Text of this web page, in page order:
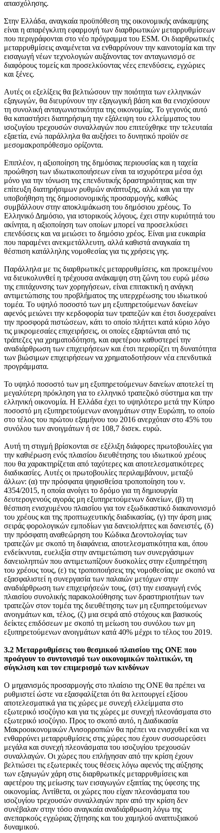
απασχόλησης.
Στην Ελλάδα, αναγκαία προϋπόθεση της οικονομικής ανάκαμψης
είναι η απαρέγκλιτη εφαρμογή των διαρθρωτικών μεταρρυθμίσεων
που περιγράφονται στο νέο πρόγραμμα του ESM. Οι διαρθρωτικές
μεταρρυθμίσεις αναμένεται να ενθαρρύνουν την καινοτομία και την
εισαγωγή νέων τεχνολογιών αυξάνοντας τον ανταγωνισμό σε
διαφόρους τομείς και προσελκύοντας νέες επενδύσεις, εγχώριες
και ξένες.
Αυτές οι εξελίξεις θα βελτιώσουν την ποιότητα των ελληνικών
εξαγωγών, θα διευρύνουν την εξαγωγική βάση και θα ενισχύσουν
τη συνολική ανταγωνιστικότητα της οικονομίας. Το γεγονός αυτό
θα καταστήσει διατηρήσιμη την εξάλειψη του ελλείμματος του
ισοζυγίου τρεχουσών συναλλαγών που επιτεύχθηκε την τελευταία
εξαετία, ενώ παράλληλα θα αυξήσει το δυνητικό προϊόν σε
μεσομακροπρόθεσμο ορίζοντα.
Επιπλέον, η αξιοποίηση της δημόσιας περιουσίας και η ταχεία
προώθηση των ιδιωτικοποιήσεων είναι τα ισχυρότερα μέσα όχι
μόνο για την τόνωση της επενδυτικής δραστηριότητας και την
επίτευξη διατηρήσιμων ρυθμών ανάπτυξης, αλλά και για την
υποβοήθηση της δημοσιονομικής προσαρμογής, καθώς
συμβάλλουν στην αποκλιμάκωση του δημόσιου χρέους. Το
Ελληνικό Δημόσιο, για ιστορικούς λόγους, έχει στην κυριότητά του
ακίνητα, η αξιοποίηση των οποίων μπορεί να προσελκύσει
επενδύσεις και να μειώσει το δημόσιο χρέος. Είναι μια ευκαιρία
που παραμένει ανεκμετάλλευτη, αλλά καθιστά αναγκαία τη
θέσπιση κατάλληλης νομοθεσίας για τις χρήσεις γης.
Παράλληλα με τις διαρθρωτικές μεταρρυθμίσεις, και προκειμένου
να διευκολυνθεί η τρέχουσα ανάκαμψη στη ζώνη του ευρώ μέσω
της επιτάχυνσης των χορηγήσεων, είναι επιτακτική η ανάγκη
αντιμετώπισης του προβλήματος της υπερχρέωσης του ιδιωτικού
τομέα. Το υψηλό ποσοστό των μη εξυπηρετούμενων δανείων
αφενός μειώνει την κερδοφορία των τραπεζών και έτσι δυσχεραίνει
την προσφορά πιστώσεων, κάτι το οποίο πλήττει κατά κύριο λόγο
τις μικρομεσαίες επιχειρήσεις, οι οποίες εξαρτώνται από τις
τράπεζες για χρηματοδότηση, και αφετέρου καθυστερεί την
αναδιάρθρωση των επιχειρήσεων και έτσι περιορίζει τη δυνατότητα
των βιώσιμων επιχειρήσεων να χρηματοδοτήσουν νέα επενδυτικά
προγράμματα.
Το υψηλό ποσοστό των μη εξυπηρετούμενων δανείων αποτελεί τη
μεγαλύτερη πρόκληση για το ελληνικό τραπεζικό σύστημα και την
ελληνική οικονομία. Η Ελλάδα έχει το υψηλότερο μετά την Κύπρο
ποσοστό μη εξυπηρετούμενων ανοιγμάτων στην Ευρώπη, το οποίο
στο τέλος του πρώτου εξαμήνου του 2016 ανερχόταν στο 45% του
συνόλου των ανοιγμάτων ή σε 108,7 δισεκ. ευρώ.
Αυτή τη στιγμή βρίσκονται σε εξέλιξη διάφορες πρωτοβουλίες για
την καθιέρωση ενός πλαισίου διευθέτησης του ιδιωτικού χρέους
που θα χαρακτηρίζεται από ταχύτερες και αποτελεσματικότερες
διαδικασίες. Αυτές οι πρωτοβουλίες περιλαμβάνουν, μεταξύ
άλλων: (α) την πρόσφατα ψηφισθείσα τροποποίηση του ν.
4354/2015, η οποία ανοίγει το δρόμο για τη δημιουργία
δευτερογενούς αγοράς μη εξυπηρετούμενων δανείων, (β) τη
θέσπιση ενισχυμένου πλαισίου για τον εξωδικαστικό διακανονισμό
του χρέους και της προπτωχευτικής διαδικασίας, (γ) την άρση μιας
σειράς φορολογικών εμποδίων για δανειολήπτες και δανειστές, (δ)
την πρόσφατη αναθεώρηση του Κώδικα Δεοντολογίας των
τραπεζών με σκοπό τη διαφάνεια, αποτελεσματικότητα και, όπου
ενδείκνυται, ευελιξία στην αντιμετώπιση των συνεργάσιμων
δανειοληπτών που αντιμετωπίζουν δυσκολίες στην εξυπηρέτηση
του χρέους τους, (ε) τις τροποποιήσεις της νομοθεσίας με σκοπό να
εξασφαλιστεί η συνεργασία των παλαιών μετόχων στην
αναδιάρθρωση των επιχειρήσεών τους, (στ) την εισαγωγή ενός
πλαισίου συνολικής παρακολούθησης των δραστηριοτήτων των
τραπεζών στον τομέα της διευθέτησης των μη εξυπηρετούμενων
ανοιγμάτων και, τέλος, (ζ) μια σειρά από στόχους και βασικούς
δείκτες επιδόσεων με σκοπό τη μείωση του συνόλου των μη
εξυπηρετούμενων ανοιγμάτων κατά 40% μέχρι το τέλος του 2019.
3.2 Μεταρρυθμίσεις του θεσμικού πλαισίου της ΟΝΕ που
προάγουν το συντονισμό των οικονομικών πολιτικών, τη
σύγκλιση και τον επιμερισμό των κινδύνων
Ο μηχανισμός προσαρμογής στο πλαίσιο της ΟΝΕ θα πρέπει να
ρυθμιστεί ώστε να εξασφαλίζεται ότι θα λειτουργεί εξίσου
αποτελεσματικά για τις χώρες με συνεχή ελλείμματα στο
εξωτερικό ισοζύγιο και για τις χώρες με συνεχή πλεονάσματα στο
εξωτερικό ισοζύγιο. Προς το σκοπό αυτό, η Διαδικασία
Μακροοικονομικών Ανισορροπιών θα πρέπει να ενισχυθεί και να
ενθαρρύνει μεταρρυθμίσεις στις χώρες που έχουν συσσωρεύσει
μεγάλα και συνεχή πλεονάσματα του ισοζυγίου τρεχουσών
συναλλαγών. Οι χώρες που επλήγησαν από την κρίση έχουν
βελτιώσει τις εξωτερικές τους θέσεις λόγω αφενός της αύξησης
των εξαγωγών χάρη στις διαρθρωτικές μεταρρυθμίσεις και
αφετέρου της μείωσης των εισαγωγών εξαιτίας της ύφεσης της
οικονομίας. Αντίθετα, οι χώρες που είχαν πλεονάσματα του
ισοζυγίου τρεχουσών συναλλαγών πριν από την κρίση δεν
συνέβαλαν στην τόσο αναγκαία αναδιάρθρωση λόγω της
ανεπαρκούς εγχώριας ζήτησης και του χαμηλού αναπτυξιακού
δυναμικού.